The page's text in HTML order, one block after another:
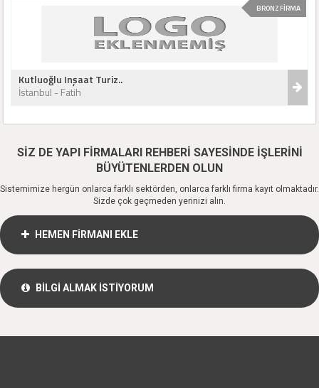
BRONZ FİRMA
Kutluoğlu Inşaat Turiz..
İstanbul - Fatih
SİZ DE YAPI FİRMALARI REHBERİ SAYESİNDE İŞLERİNİ
BÜYÜTENLERDEN OLUN
Sistemimize hergün onlarca farklı sektörden, onlarca farklı firma kayıt olmaktadır.
Sizde çok geçmeden yerinizi alın.
HEMEN FİRMANI EKLE
BİLGİ ALMAK İSTİYORUM